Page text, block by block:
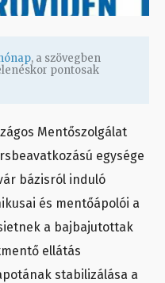
, a szövegben
pontosak
Mentőszolgálat
egysége
bázisról induló
és mentőápolói a
a bajbajutottak
ellátás
stabilizálása a